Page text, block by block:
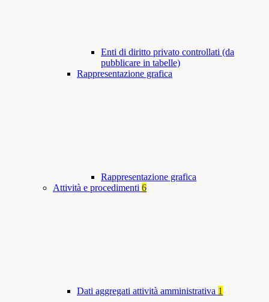
Enti di diritto privato controllati (da
pubblicare in tabelle)
Rappresentazione grafica
Rappresentazione grafica
Attività e procedimenti 6
Dati aggregati attività amministrativa 1